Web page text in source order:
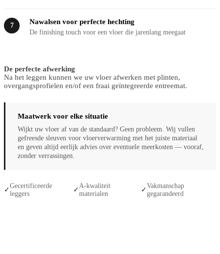
7 Nawalsen voor perfecte hechting
De finishing touch voor een vloer die jarenlang meegaat
De perfecte afwerking
Na het leggen kunnen we uw vloer afwerken met plinten,
overgangsprofielen en/of een fraai geïntegreerde entreemat.
Maatwerk voor elke situatie
Wijkt uw vloer af van de standaard? Geen probleem. Wij vullen
gefreesde sleuven voor vloerverwarming met het juiste materiaal
en geven altijd eerlijk advies over eventuele meerkosten — vooraf,
zonder verrassingen.
✓
Gecertificeerde
leggers
✓
A-kwaliteit
materialen
✓
Vakmanschap
gegarandeerd